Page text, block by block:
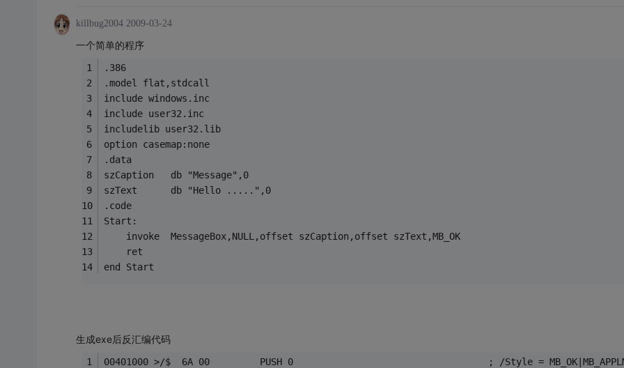
killbug2004 2009-03-24
一个简单的程序
.386
.model flat,stdcall
include windows.inc
include user32.inc
includelib user32.lib
option casemap:none
.data
szCaption 	db "Message",0
szText		db "Hello .....",0
.code
Start:
	invoke	MessageBox,NULL,offset szCaption,offset szText,MB_OK
	ret
end Start
生成exe后反汇编代码
00401000 >/$  6A 00         PUSH 0                                   ; /Style =